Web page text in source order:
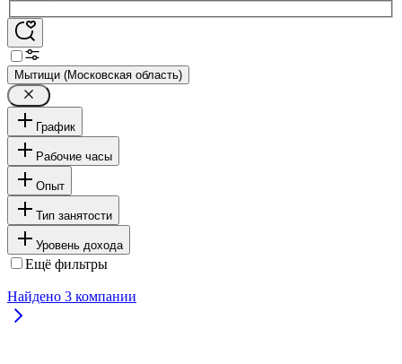
Мытищи (Московская область)
График
Рабочие часы
Опыт
Тип занятости
Уровень дохода
Ещё фильтры
Найдено 3 компании